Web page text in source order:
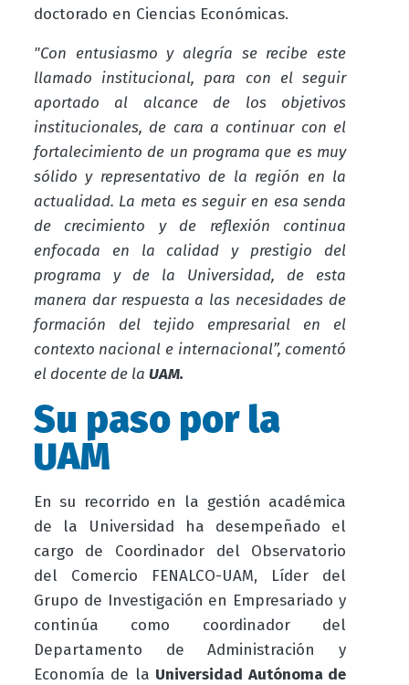
doctorado en Ciencias Económicas.
"Con entusiasmo y alegría se recibe este
llamado institucional, para con el seguir
aportado al alcance de los objetivos
institucionales, de cara a continuar con el
fortalecimiento de un programa que es muy
sólido y representativo de la región en la
actualidad. La meta es seguir en esa senda
de crecimiento y de reflexión continua
enfocada en la calidad y prestigio del
programa y de la Universidad, de esta
manera dar respuesta a las necesidades de
formación del tejido empresarial en el
contexto nacional e internacional”, comentó
el docente de la UAM.
Su paso por la
UAM
En su recorrido en la gestión académica
de la Universidad ha desempeñado el
cargo de Coordinador del Observatorio
del Comercio FENALCO-UAM, Líder del
Grupo de Investigación en Empresariado y
continúa como coordinador del
Departamento de Administración y
Economía de la Universidad Autónoma de